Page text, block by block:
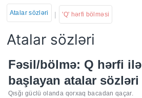
Atalar sözləri | 'Q' hərfi bölməsi
Atalar sözləri
Fəsil/bölmə: Q hərfi ilə
başlayan atalar sözləri
Qısğı güclü olanda qorxaq bacadan qaçar.